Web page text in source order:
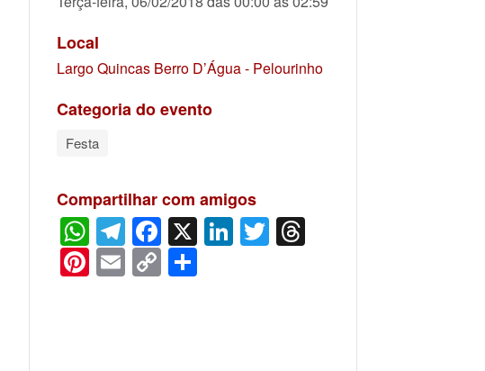
Local
Largo Quincas Berro D’Água - Pelourinho
Categoria do evento
Festa
Compartilhar com amigos
WhatsApp
Telegram
Facebook
X LinkedIn
Twitter
Pinterest
Email
Copy
Link